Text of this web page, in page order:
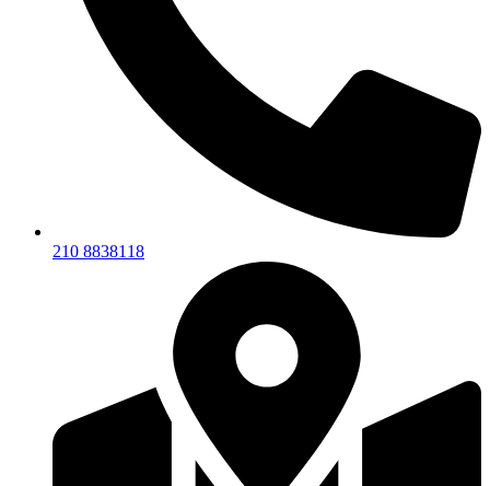
210 8838118